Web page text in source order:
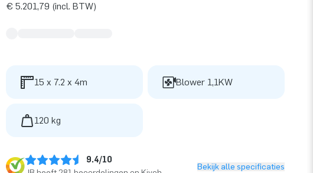
€ 5.201,79 (incl. BTW)
15 x 7.2 x 4m Blower 1,1KW
120 kg
9.4/10
Bekijk alle specificaties